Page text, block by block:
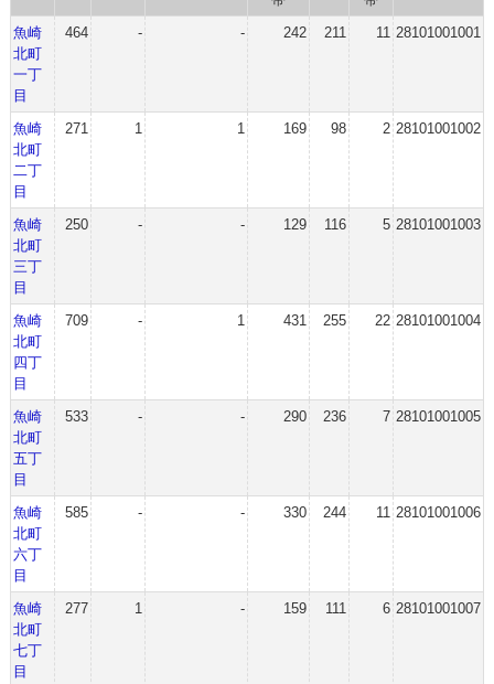
魚崎
北町
一丁
目
464 - - 242 211 11 28101001001
魚崎
北町
二丁
目
271 1 1 169 98 2 28101001002
魚崎
北町
三丁
目
250 - - 129 116 5 28101001003
魚崎
北町
四丁
目
709 - 1 431 255 22 28101001004
魚崎
北町
五丁
目
533 - - 290 236 7 28101001005
魚崎
北町
六丁
目
585 - - 330 244 11 28101001006
魚崎
北町
七丁
目
277 1 - 159 111 6 28101001007